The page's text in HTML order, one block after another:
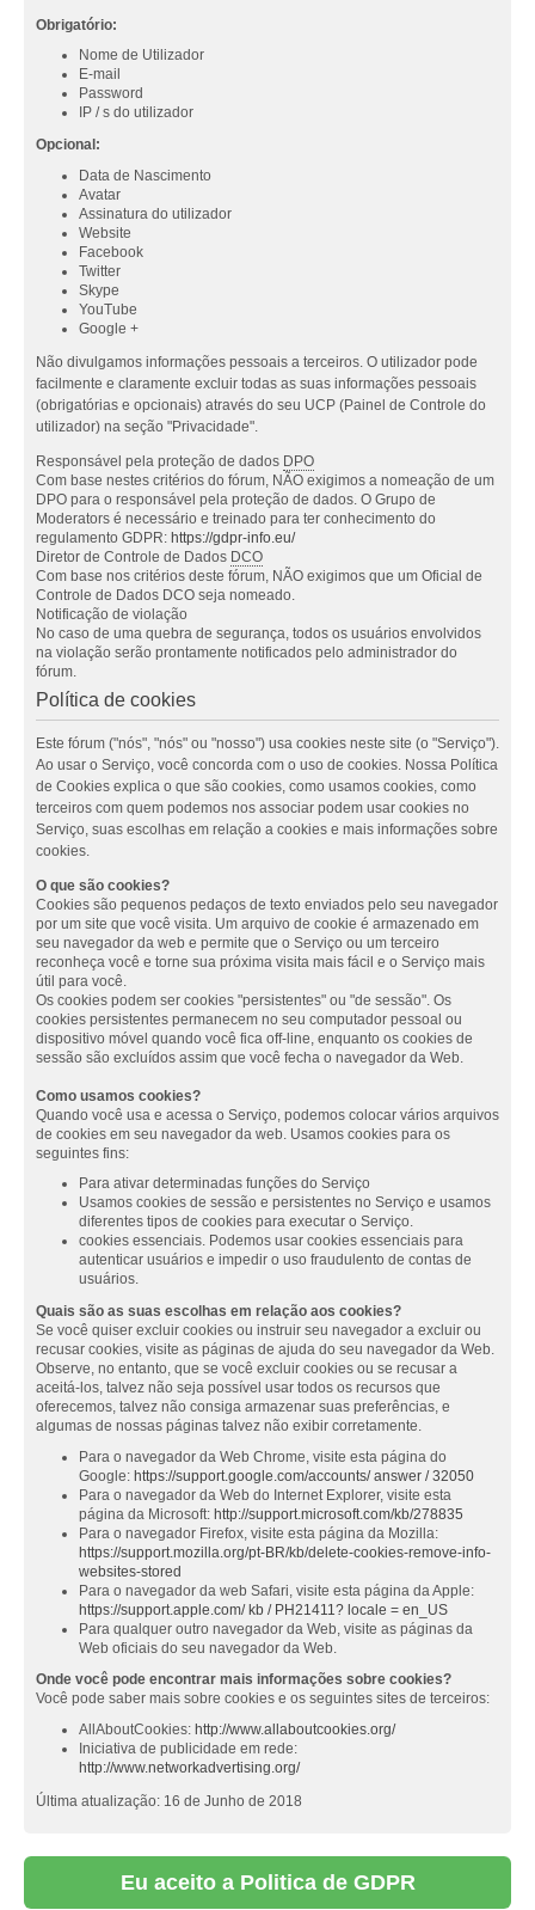
Obrigatório:
Nome de Utilizador
E-mail
Password
IP / s do utilizador
Opcional:
Data de Nascimento
Avatar
Assinatura do utilizador
Website
Facebook
Twitter
Skype
YouTube
Google +
Não divulgamos informações pessoais a terceiros. O utilizador pode
facilmente e claramente excluir todas as suas informações pessoais
(obrigatórias e opcionais) através do seu UCP (Painel de Controle do
utilizador) na seção "Privacidade".
Responsável pela proteção de dados DPO
Com base nestes critérios do fórum, NÃO exigimos a nomeação de um
DPO para o responsável pela proteção de dados. O Grupo de
Moderators é necessário e treinado para ter conhecimento do
regulamento GDPR: https://gdpr-info.eu/
Diretor de Controle de Dados DCO
Com base nos critérios deste fórum, NÃO exigimos que um Oficial de
Controle de Dados DCO seja nomeado.
Notificação de violação
No caso de uma quebra de segurança, todos os usuários envolvidos
na violação serão prontamente notificados pelo administrador do
fórum.
Política de cookies
Este fórum ("nós", "nós" ou "nosso") usa cookies neste site (o "Serviço").
Ao usar o Serviço, você concorda com o uso de cookies. Nossa Política
de Cookies explica o que são cookies, como usamos cookies, como
terceiros com quem podemos nos associar podem usar cookies no
Serviço, suas escolhas em relação a cookies e mais informações sobre
cookies.
O que são cookies?
Cookies são pequenos pedaços de texto enviados pelo seu navegador
por um site que você visita. Um arquivo de cookie é armazenado em
seu navegador da web e permite que o Serviço ou um terceiro
reconheça você e torne sua próxima visita mais fácil e o Serviço mais
útil para você.
Os cookies podem ser cookies "persistentes" ou "de sessão". Os
cookies persistentes permanecem no seu computador pessoal ou
dispositivo móvel quando você fica off-line, enquanto os cookies de
sessão são excluídos assim que você fecha o navegador da Web.
Como usamos cookies?
Quando você usa e acessa o Serviço, podemos colocar vários arquivos
de cookies em seu navegador da web. Usamos cookies para os
seguintes fins:
Para ativar determinadas funções do Serviço
Usamos cookies de sessão e persistentes no Serviço e usamos
diferentes tipos de cookies para executar o Serviço.
cookies essenciais. Podemos usar cookies essenciais para
autenticar usuários e impedir o uso fraudulento de contas de
usuários.
Quais são as suas escolhas em relação aos cookies?
Se você quiser excluir cookies ou instruir seu navegador a excluir ou
recusar cookies, visite as páginas de ajuda do seu navegador da Web.
Observe, no entanto, que se você excluir cookies ou se recusar a
aceitá-los, talvez não seja possível usar todos os recursos que
oferecemos, talvez não consiga armazenar suas preferências, e
algumas de nossas páginas talvez não exibir corretamente.
Para o navegador da Web Chrome, visite esta página do
Google: https://support.google.com/accounts/ answer / 32050
Para o navegador da Web do Internet Explorer, visite esta
página da Microsoft: http://support.microsoft.com/kb/278835
Para o navegador Firefox, visite esta página da Mozilla:
https://support.mozilla.org/pt-BR/kb/delete-cookies-remove-info-
websites-stored
Para o navegador da web Safari, visite esta página da Apple:
https://support.apple.com/ kb / PH21411? locale = en_US
Para qualquer outro navegador da Web, visite as páginas da
Web oficiais do seu navegador da Web.
Onde você pode encontrar mais informações sobre cookies?
Você pode saber mais sobre cookies e os seguintes sites de terceiros:
AllAboutCookies: http://www.allaboutcookies.org/
Iniciativa de publicidade em rede:
http://www.networkadvertising.org/
Última atualização: 16 de Junho de 2018